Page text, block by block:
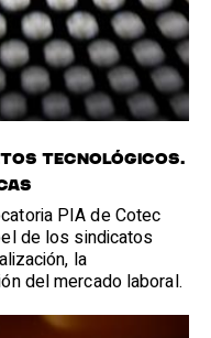
TECNOLÓGICOS.
PIA de Cotec
de los sindicatos
la
del mercado laboral.